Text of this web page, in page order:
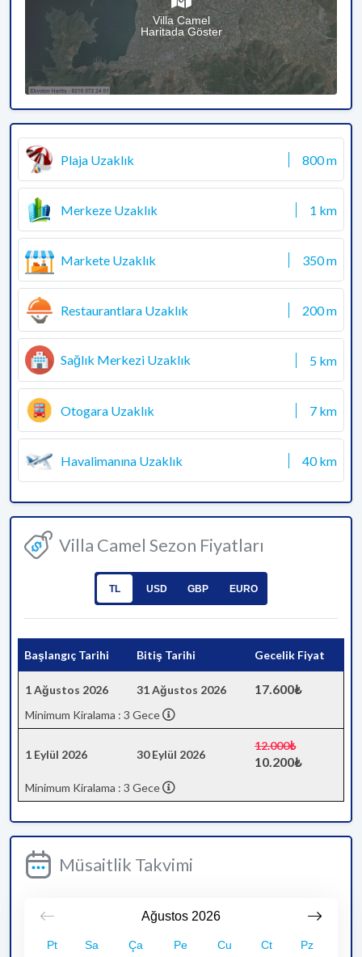
Villa Camel
Haritada Göster
Plaja Uzaklık 800 m
Merkeze Uzaklık 1 km
Markete Uzaklık 350 m
Restaurantlara Uzaklık 200 m
Sağlık Merkezi Uzaklık 5 km
Otogara Uzaklık 7 km
Havalimanına Uzaklık 40 km
Villa Camel Sezon Fiyatları
TL USD GBP EURO
Başlangıç Tarihi Bitiş Tarihi Gecelik Fiyat
1 Ağustos 2026 31 Ağustos 2026 17.600₺
Minimum Kiralama : 3 Gece
1 Eylül 2026 30 Eylül 2026
12.000₺
10.200₺
Minimum Kiralama : 3 Gece
Müsaitlik Takvimi
Ağustos 2026
Pt Sa Ça Pe Cu Ct Pz